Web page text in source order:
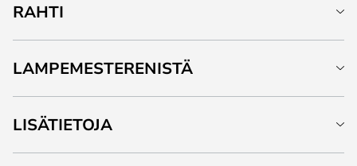
RAHTI
LAMPEMESTERENISTÄ
LISÄTIETOJA